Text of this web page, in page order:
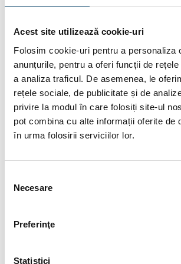
Acest site utilizează cookie-uri
Folosim cookie-uri pentru a personaliza
anunțurile, pentru a oferi funcții de
a analiza traficul. De asemenea, le
rețele sociale, de publicitate și de
privire la modul în care folosiți site-ul
pot combina cu alte informații oferite de
în urma folosirii serviciilor lor.
consimțământului
Necesare
Preferinţe
Statistici
DESCRIERE
INFORMAȚII SUPLIMENTARE
BRAND
Utilizare: instalații sanitare / sisteme